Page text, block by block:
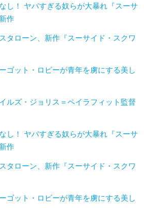
し！ ヤバすぎる奴らが大暴れ『スーサ
作
タローン、新作『スーサイド・スクワ
ゴット・ロビーが青年を虜にする美し
ルズ・ジョリス＝ペイラフィット監督
し！ ヤバすぎる奴らが大暴れ『スーサ
作
タローン、新作『スーサイド・スクワ
ゴット・ロビーが青年を虜にする美し